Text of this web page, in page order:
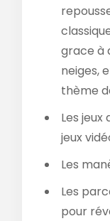
grace à
neiges,
thème
Les
jeux
Les
Les
pour